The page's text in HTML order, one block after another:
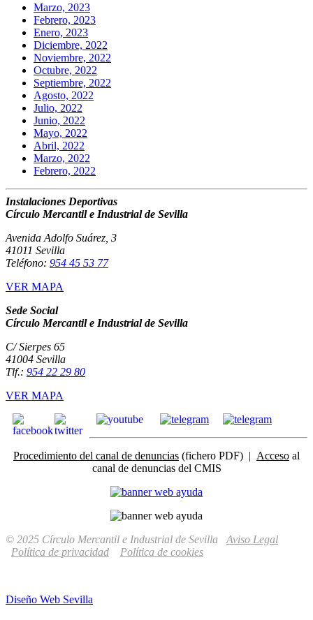
Marzo, 2023
Febrero, 2023
Enero, 2023
Diciembre, 2022
Noviembre, 2022
Octubre, 2022
Septiembre, 2022
Agosto, 2022
Julio, 2022
Junio, 2022
Mayo, 2022
Abril, 2022
Marzo, 2022
Febrero, 2022
Instalaciones Deportivas
Círculo Mercantil e Industrial de Sevilla
Avenida Adolfo Suárez, 3
41011 Sevilla
Teléfono: 954 45 53 77
VER MAPA
Sede Social
Círculo Mercantil e Industrial de Sevilla
C/ Sierpes 65
41004 Sevilla
Tlf.: 954 22 29 80
VER MAPA
Procedimiento del canal de denuncias (fichero PDF) | Acceso al
canal de denuncias del CMIS
© 2025 Círculo Mercantil e Industrial de Sevilla Aviso Legal
Política de privacidad
Política de cookies
Diseño Web Sevilla